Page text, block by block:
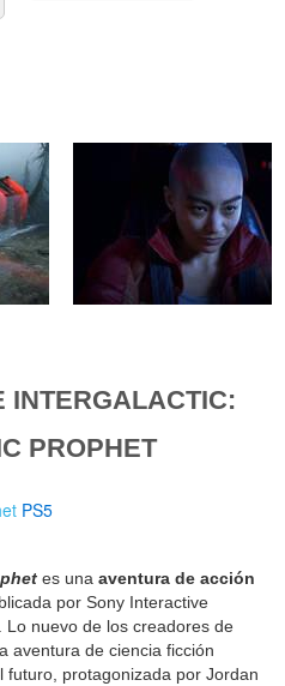
INTERGALACTIC:
PROPHET
PS5
es unaaventura de acción
por Sony Interactive
Lo nuevo de los creadores de
aventura de ciencia ficción
protagonizada por Jordan